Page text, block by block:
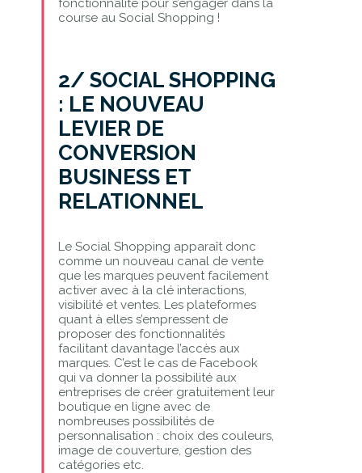
fonctionnalité pour s’engager dans la
course au Social Shopping !
2/ SOCIAL SHOPPING
: LE NOUVEAU
LEVIER DE
CONVERSION
BUSINESS ET
RELATIONNEL
Le Social Shopping apparaît donc
comme un nouveau canal de vente
que les marques peuvent facilement
activer avec à la clé interactions,
visibilité et ventes. Les plateformes
quant à elles s’empressent de
proposer des fonctionnalités
facilitant davantage l’accès aux
marques. C’est le cas de Facebook
qui va donner la possibilité aux
entreprises de créer gratuitement leur
boutique en ligne avec de
nombreuses possibilités de
personnalisation : choix des couleurs,
image de couverture, gestion des
catégories etc.